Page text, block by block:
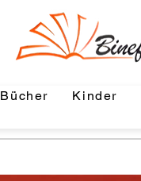
Bücher Kinder